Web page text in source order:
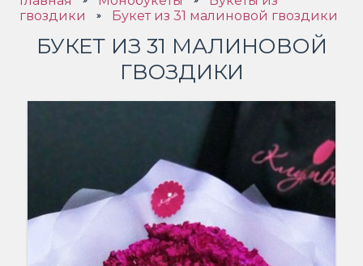
гвоздики
» Букет из 31 малиновой гвоздики
БУКЕТ ИЗ 31 МАЛИНОВОЙ
ГВОЗДИКИ